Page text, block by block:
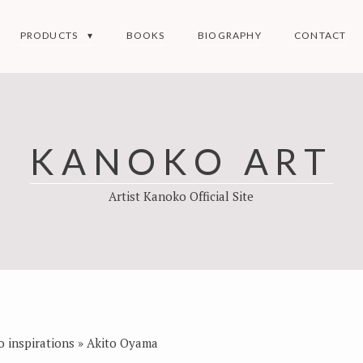
PRODUCTS BOOKS BIOGRAPHY CONTACT
KANOKO ART
Artist Kanoko Official Site
inspirations » Akito Oyama